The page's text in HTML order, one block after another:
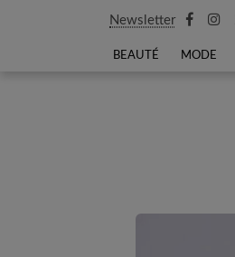
Newsletter
BEAUTÉ MODE